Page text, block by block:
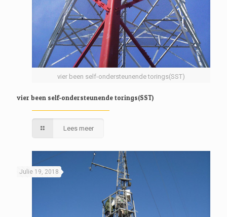
vier been self-ondersteunende torings(SST)
vier been self-ondersteunende torings(SST)
Lees meer
Julie 19, 2018